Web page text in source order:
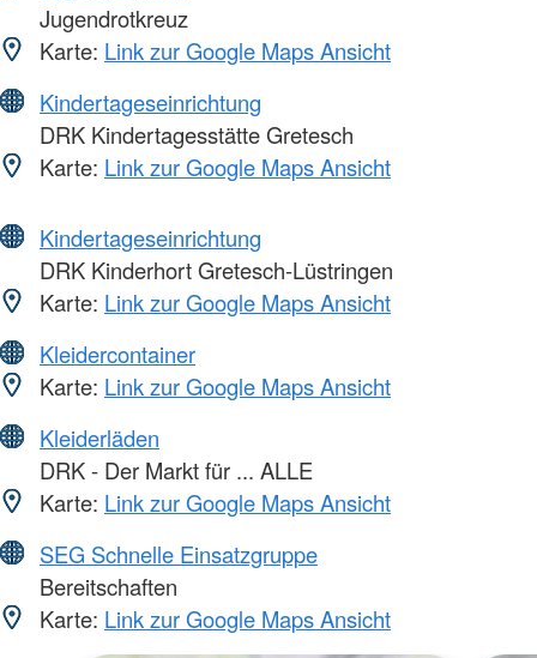
Jugendrotkreuz
Karte: Link zur Google Maps Ansicht
Kindertageseinrichtung
DRK Kindertagesstätte Gretesch
Karte: Link zur Google Maps Ansicht
Kindertageseinrichtung
DRK Kinderhort Gretesch-Lüstringen
Karte: Link zur Google Maps Ansicht
Kleidercontainer
Karte: Link zur Google Maps Ansicht
Kleiderläden
DRK - Der Markt für ... ALLE
Karte: Link zur Google Maps Ansicht
SEG Schnelle Einsatzgruppe
Bereitschaften
Karte: Link zur Google Maps Ansicht